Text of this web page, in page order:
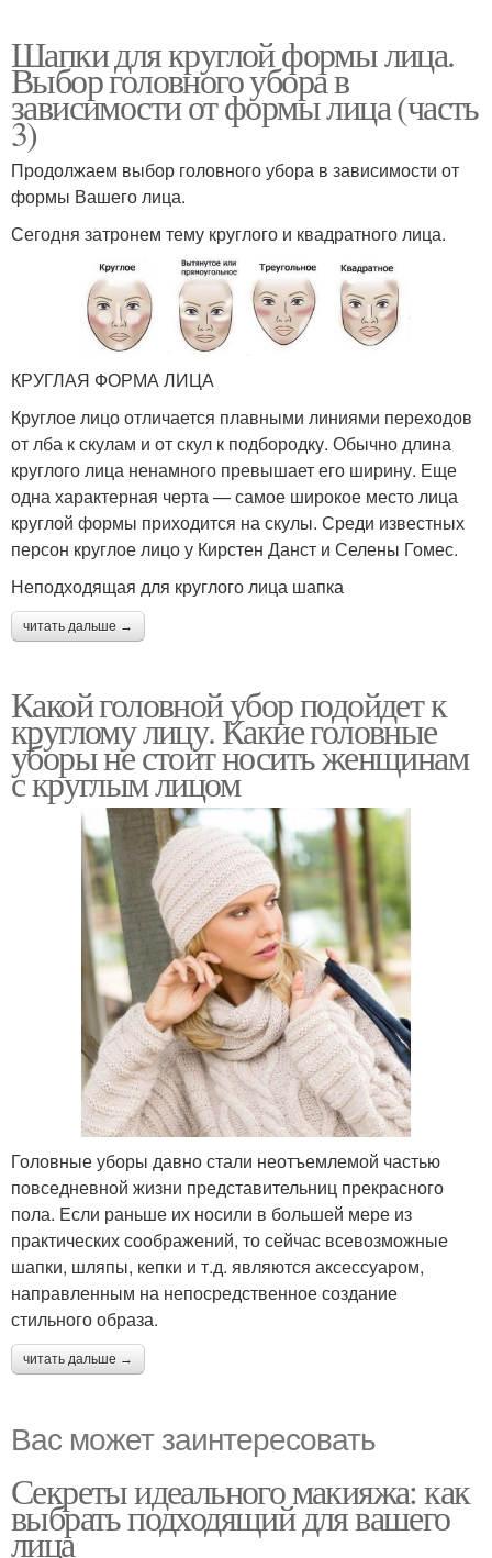
Шапки для круглой формы лица.
Выбор головного убора в
зависимости от формы лица (часть
3)
Продолжаем выбор головного убора в зависимости от
формы Вашего лица.
Сегодня затронем тему круглого и квадратного лица.
КРУГЛАЯ ФОРМА ЛИЦА
Круглое лицо отличается плавными линиями переходов
от лба к скулам и от скул к подбородку. Обычно длина
круглого лица ненамного превышает его ширину. Еще
одна характерная черта — самое широкое место лица
круглой формы приходится на скулы. Среди известных
персон круглое лицо у Кирстен Данст и Селены Гомес.
Неподходящая для круглого лица шапка
читать дальше →
Какой головной убор подойдет к
круглому лицу. Какие головные
уборы не стоит носить женщинам
с круглым лицом
Головные уборы давно стали неотъемлемой частью
повседневной жизни представительниц прекрасного
пола. Если раньше их носили в большей мере из
практических соображений, то сейчас всевозможные
шапки, шляпы, кепки и т.д. являются аксессуаром,
направленным на непосредственное создание
стильного образа.
читать дальше →
Вас может заинтересовать
Секреты идеального макияжа: как
выбрать подходящий для вашего
лица